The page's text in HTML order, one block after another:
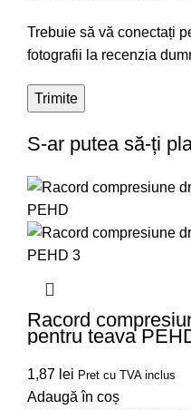
Trebuie să vă conectați
fotografii la recenzia
S-ar putea să-ți
Racord
pentru teava
1,87 lei Pret cu TVA inclus
Adaugă în coș